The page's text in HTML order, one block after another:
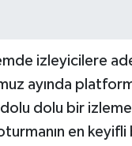
izleyicilere
ayında
dolu bir
en keyifli